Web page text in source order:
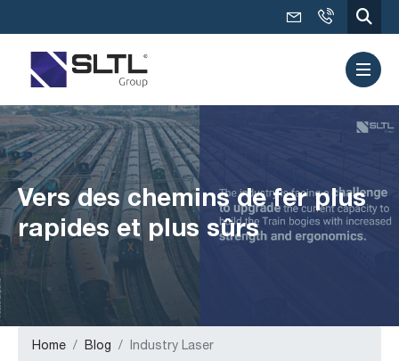
Vers des chemins de fer plus
rapides et plus sûrs
Home Blog Industry Laser